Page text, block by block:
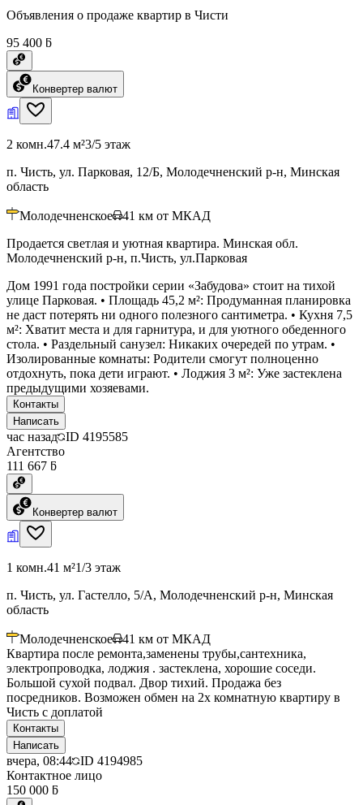
Объявления о продаже квартир в Чисти
95 400 ƃ
Конвертер валют
2 комн.47.4 м²3/5 этаж
п. Чисть, ул. Парковая, 12/Б, Молодечненский р-н, Минская
область
Молодечненское 41 км от МКАД
Продается светлая и уютная квартира. Минская обл.
Молодечненский р-н, п.Чисть, ул.Парковая
Дом 1991 года постройки серии «Забудова» стоит на тихой
улице Парковая. • Площадь 45,2 м²: Продуманная планировка
не даст потерять ни одного полезного сантиметра. • Кухня 7,5
м²: Хватит места и для гарнитура, и для уютного обеденного
стола. • Раздельный санузел: Никаких очередей по утрам. •
Изолированные комнаты: Родители смогут полноценно
отдохнуть, пока дети играют. • Лоджия 3 м²: Уже застеклена
предыдущими хозяевами.
Контакты
Написать
час назад ID 4195585
Агентство
111 667 ƃ
Конвертер валют
1 комн.41 м²1/3 этаж
п. Чисть, ул. Гастелло, 5/А, Молодечненский р-н, Минская
область
Молодечненское 41 км от МКАД
Квартира после ремонта,заменены трубы,сантехника,
электропроводка, лоджия . застеклена, хорошие соседи.
Большой сухой подвал. Двор тихий. Продажа без
посредников. Возможен обмен на 2х комнатную квартиру в
Чисть с доплатой
Контакты
Написать
вчера, 08:44 ID 4194985
Контактное лицо
150 000 ƃ